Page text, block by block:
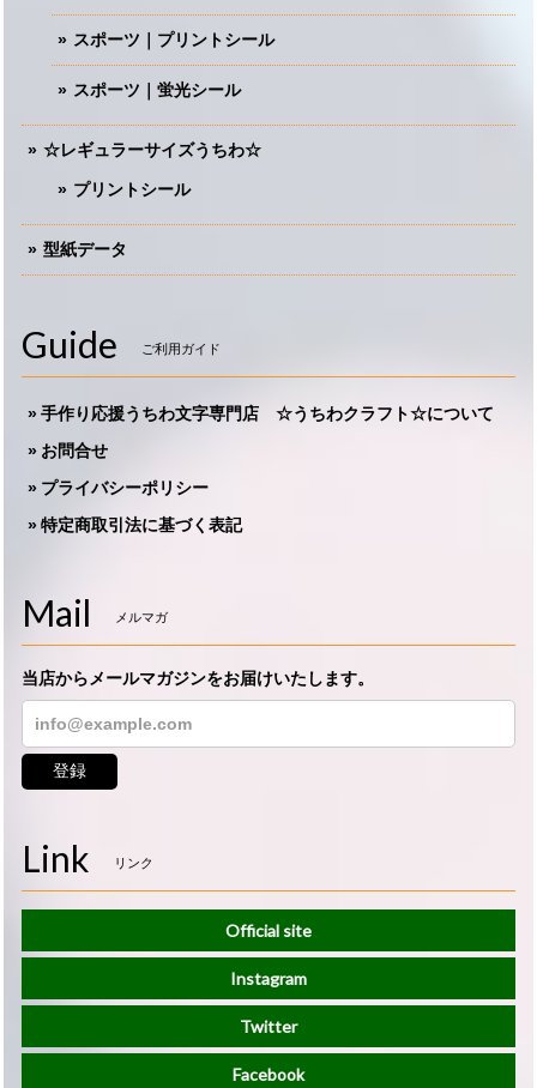
スポーツ｜プリントシール
スポーツ｜蛍光シール
☆レギュラーサイズうちわ☆
プリントシール
型紙データ
Guide ご利用ガイド
手作り応援うちわ文字専門店 ☆うちわクラフト☆について
お問合せ
プライバシーポリシー
特定商取引法に基づく表記
Mail メルマガ
当店からメールマガジンをお届けいたします。
登録
Link リンク
Official site
Instagram
Twitter
Facebook